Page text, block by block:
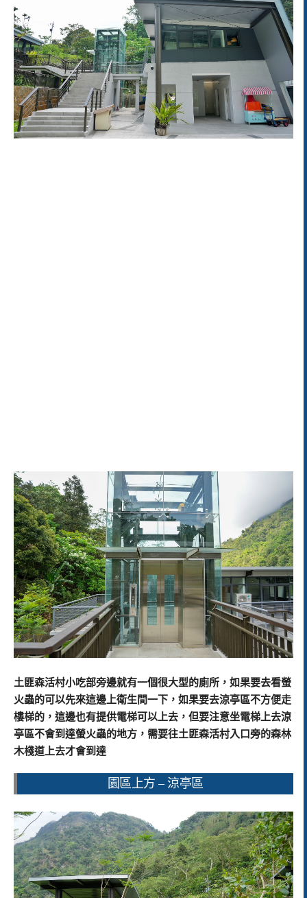
土匪森活村小吃部旁邊就有一個很大型的廁所，如果要去看螢
火蟲的可以先來這邊上衛生間一下，如果要去涼亭區不方便走
樓梯的，這邊也有提供電梯可以上去，但要注意坐電梯上去涼
亭區不會到達螢火蟲的地方，需要往土匪森活村入口旁的森林
木棧道上去才會到達
園區上方 – 涼亭區